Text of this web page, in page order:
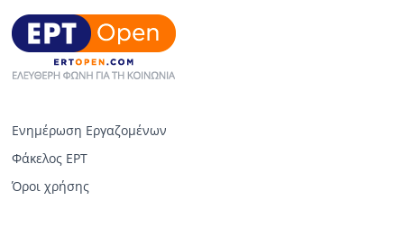
Ενημέρωση Εργαζομένων
Φάκελος ΕΡΤ
Όροι χρήσης